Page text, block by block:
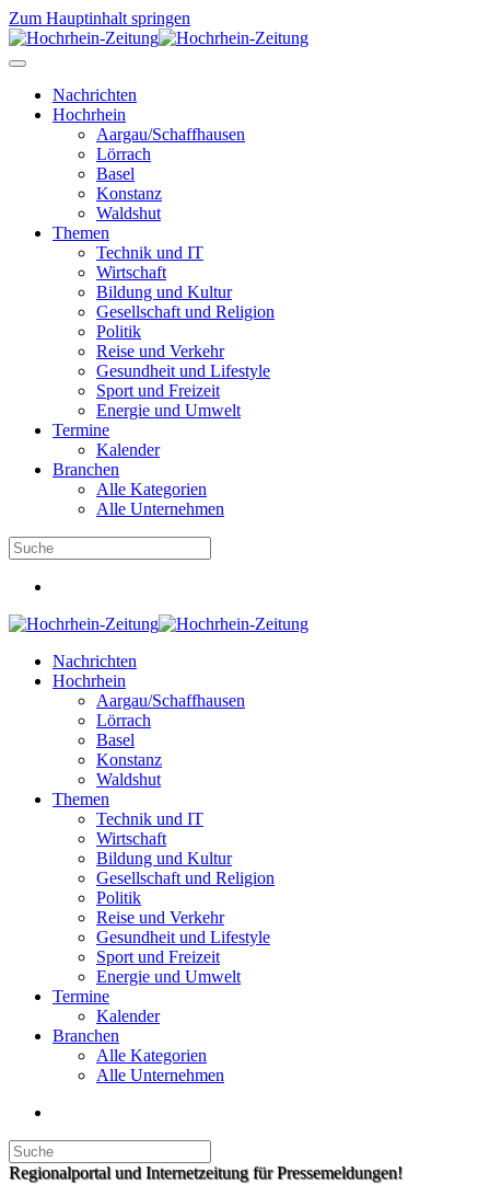
Zum Hauptinhalt springen
Nachrichten
Hochrhein
Aargau/Schaffhausen
Lörrach
Basel
Konstanz
Waldshut
Themen
Technik und IT
Wirtschaft
Bildung und Kultur
Gesellschaft und Religion
Politik
Reise und Verkehr
Gesundheit und Lifestyle
Sport und Freizeit
Energie und Umwelt
Termine
Kalender
Branchen
Alle Kategorien
Alle Unternehmen
Nachrichten
Hochrhein
Aargau/Schaffhausen
Lörrach
Basel
Konstanz
Waldshut
Themen
Technik und IT
Wirtschaft
Bildung und Kultur
Gesellschaft und Religion
Politik
Reise und Verkehr
Gesundheit und Lifestyle
Sport und Freizeit
Energie und Umwelt
Termine
Kalender
Branchen
Alle Kategorien
Alle Unternehmen
Regionalportal und Internetzeitung für Pressemeldungen!